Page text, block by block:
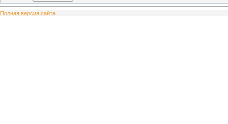
Полная версия сайта